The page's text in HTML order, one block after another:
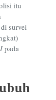
itu
survei
pada